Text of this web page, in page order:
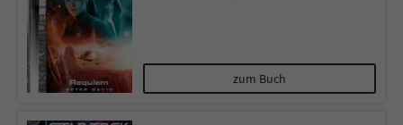
zum Buch